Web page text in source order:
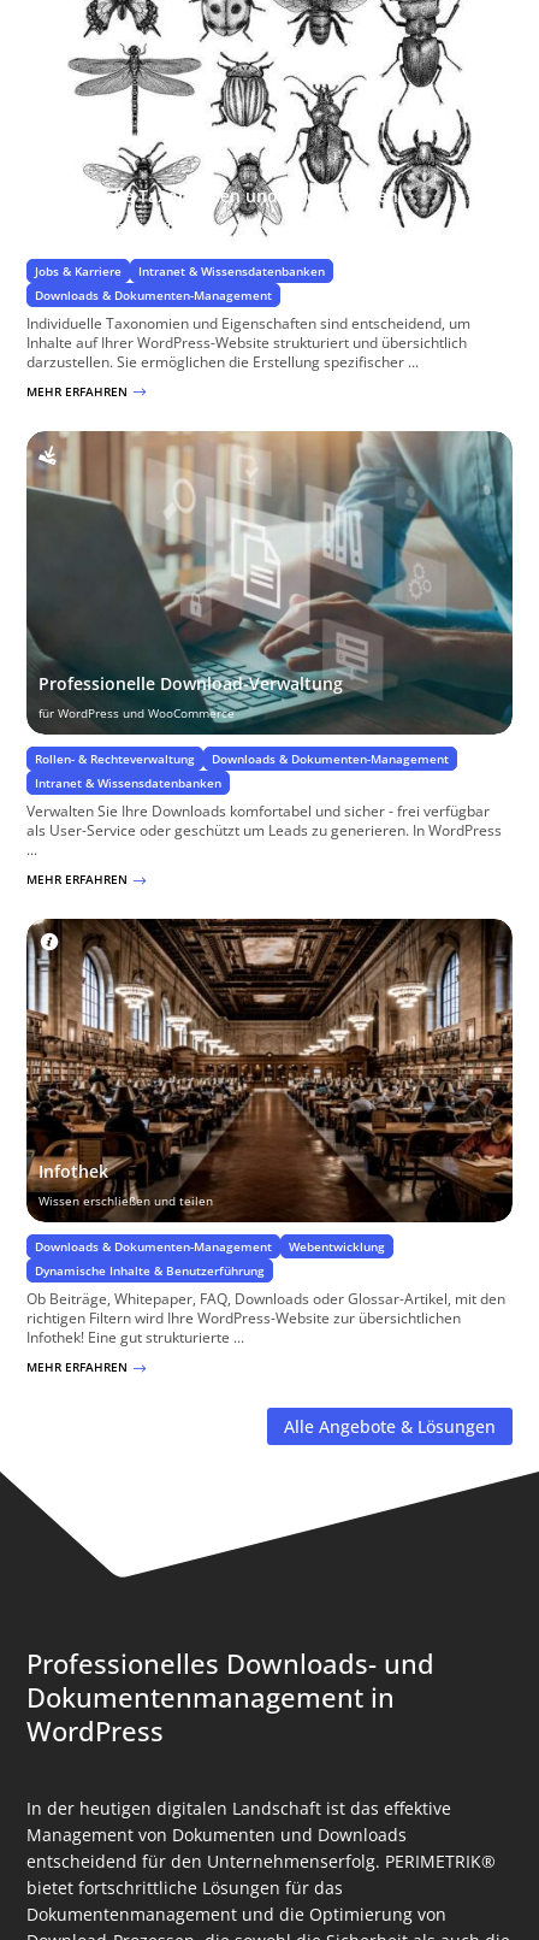
Individuelle Taxonomien und Eigenschaften
Spezifische Eigenschaften für Ihr Projekt
Jobs & Karriere
Intranet & Wissensdatenbanken
Downloads & Dokumenten-Management
Individuelle Taxonomien und Eigenschaften sind entscheidend, um
Inhalte auf Ihrer WordPress-Website strukturiert und übersichtlich
darzustellen. Sie ermöglichen die Erstellung spezifischer ...
MEHR ERFAHREN $
Professionelle Download-Verwaltung
für WordPress und WooCommerce
Rollen- & Rechteverwaltung
Downloads & Dokumenten-Management
Intranet & Wissensdatenbanken
Verwalten Sie Ihre Downloads komfortabel und sicher - frei verfügbar
als User-Service oder geschützt um Leads zu generieren. In WordPress
...
MEHR ERFAHREN $
Infothek
Wissen erschließen und teilen
Downloads & Dokumenten-Management
Webentwicklung
Dynamische Inhalte & Benutzerführung
Ob Beiträge, Whitepaper, FAQ, Downloads oder Glossar-Artikel, mit den
richtigen Filtern wird Ihre WordPress-Website zur übersichtlichen
Infothek! Eine gut strukturierte ...
MEHR ERFAHREN $
Alle Angebote & Lösungen
Professionelles Downloads- und
Dokumentenmanagement in
WordPress
In der heutigen digitalen Landschaft ist das effektive
Management von Dokumenten und Downloads
entscheidend für den Unternehmenserfolg. PERIMETRIK®
bietet fortschrittliche Lösungen für das
Dokumentenmanagement und die Optimierung von